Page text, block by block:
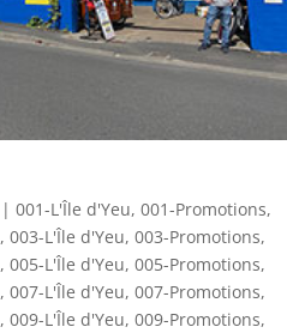
| 001-L'Île d'Yeu, 001-Promotions,
, 003-L'Île d'Yeu, 003-Promotions,
, 005-L'Île d'Yeu, 005-Promotions,
, 007-L'Île d'Yeu, 007-Promotions,
, 009-L'Île d'Yeu, 009-Promotions,